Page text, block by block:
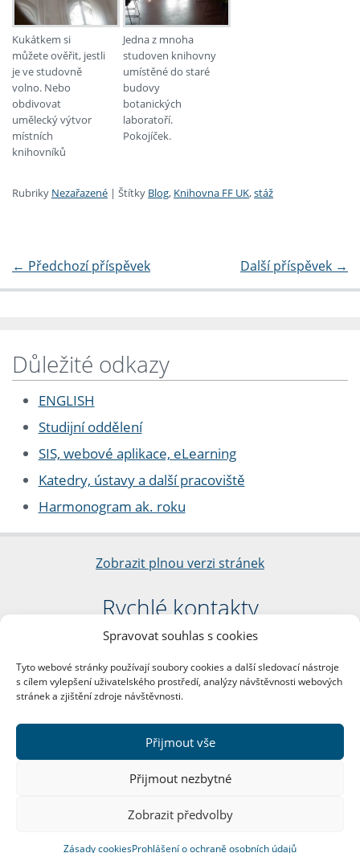
Spravovat souhlas s cookies
Tyto webové stránky používají soubory cookies a další sledovací nástroje
s cílem vylepšení uživatelského prostředí, analýzy návštěvnosti webových
stránek a zjištění zdroje návštěvnosti.
Přijmout vše
Přijmout nezbytné
Zobrazit předvolby
Zásady cookiesProhlášení o ochraně osobních údajů
Kukátkem si
můžete ověřit, jestli
je ve studovně
volno. Nebo
obdivovat
umělecký výtvor
místních
knihovníků
Jedna z mnoha
studoven knihovny
umístěné do staré
budovy
botanických
laboratoří.
Pokojíček.
Rubriky Nezařazené | Štítky Blog, Knihovna FF UK,stáž
← Předchozí příspěvek Další příspěvek →
Důležité odkazy
ENGLISH
Studijní oddělení
SIS, webové aplikace, eLearning
Katedry, ústavy a další pracoviště
Harmonogram ak. roku
Zobrazit plnou verzi stránek
Rychlé kontakty
Filozofická fakulta
nám. Jana Palacha 1/2
116 38 Praha 1
DIČ: CZ00216208
Další kontakty